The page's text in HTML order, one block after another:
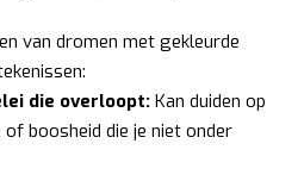
van dromen met gekleurde
die overloopt: Kan duiden op
boosheid die je niet onder